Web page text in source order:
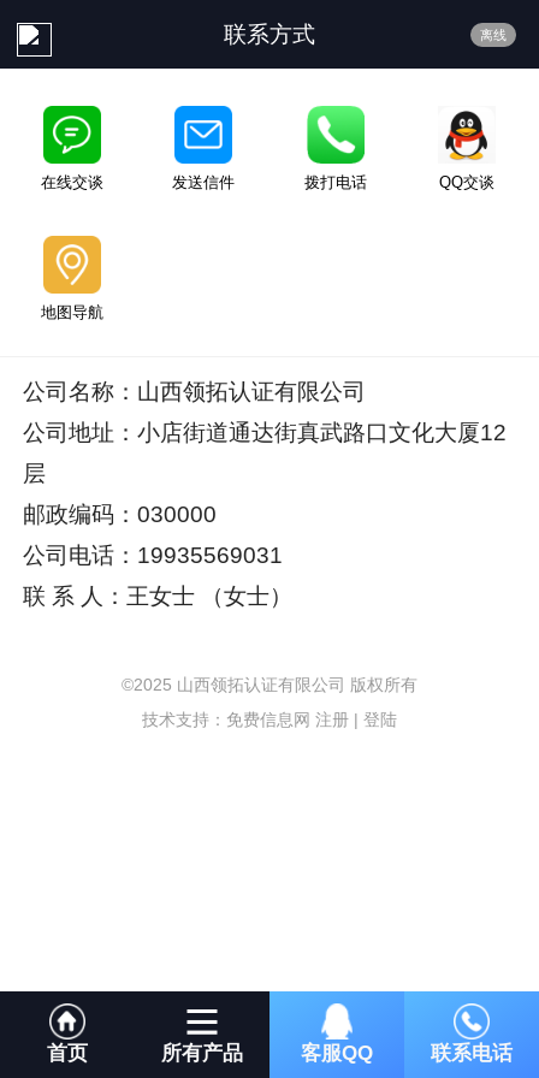
联系方式 离线
在线交谈 发送信件 拨打电话 QQ交谈
地图导航
公司名称：山西领拓认证有限公司
公司地址：小店街道通达街真武路口文化大厦12
层
邮政编码：030000
公司电话：19935569031
联 系 人：王女士 （女士）
©2025 山西领拓认证有限公司 版权所有
技术支持：免费信息网 注册 | 登陆
首页 所有产品 客服QQ 联系电话